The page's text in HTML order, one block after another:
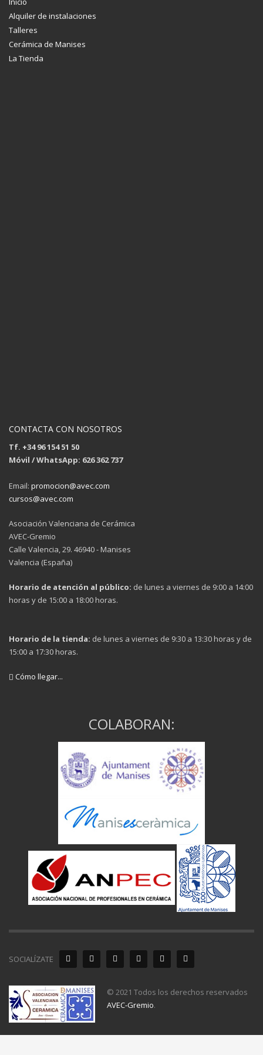
Alquiler de instalaciones
Talleres
Cerámica de Manises
La Tienda
CONTACTA CON NOSOTROS
Tf. +34 96 154 51 50
Móvil / WhatsApp: 626 362 737
Email: promocion@avec.com
cursos@avec.com
Asociación Valenciana de Cerámica
AVEC-Gremio
Calle Valencia, 29. 46940 - Manises
Valencia (España)
Horario de atención al público: de lunes a viernes de 9:00 a 14:00
horas y de 15:00 a 18:00 horas.
Horario de la tienda: de lunes a viernes de 9:30 a 13:30 horas y de
15:00 a 17:30 horas.
Cómo llegar...
COLABORAN:
SOCIALÍZATE
© 2021 Todos los derechos reservados
AVEC-Gremio.